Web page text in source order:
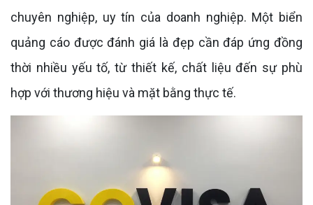
chuyên nghiệp, uy tín của doanh nghiệp. Một biển
quảng cáo được đánh giá là đẹp cần đáp ứng đồng
thời nhiều yếu tố, từ thiết kế, chất liệu đến sự phù
hợp với thương hiệu và mặt bằng thực tế.